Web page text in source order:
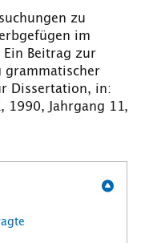
zu
im
Ein Beitrag zur
grammatischer
Dissertation, in:
Jahrgang 11,